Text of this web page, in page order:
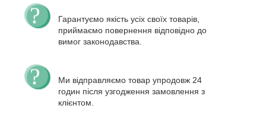
Гарантуємо якість усіх своїх товарів,
приймаємо повернення відповідно до
вимог законодавства.
Ми відправляємо товар упродовж 24
годин після узгодження замовлення з
клієнтом.